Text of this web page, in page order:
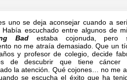
uno se deja aconsejar cuando a
Había escuchado entre algunos de
Badestaba cojonuda, pero
no me atraía demasiado. Que un
y profesor de colegio, decide
de descubrir que tiene cáncer
la atención. Qué cojones… no me
se escucha el éxito que ha